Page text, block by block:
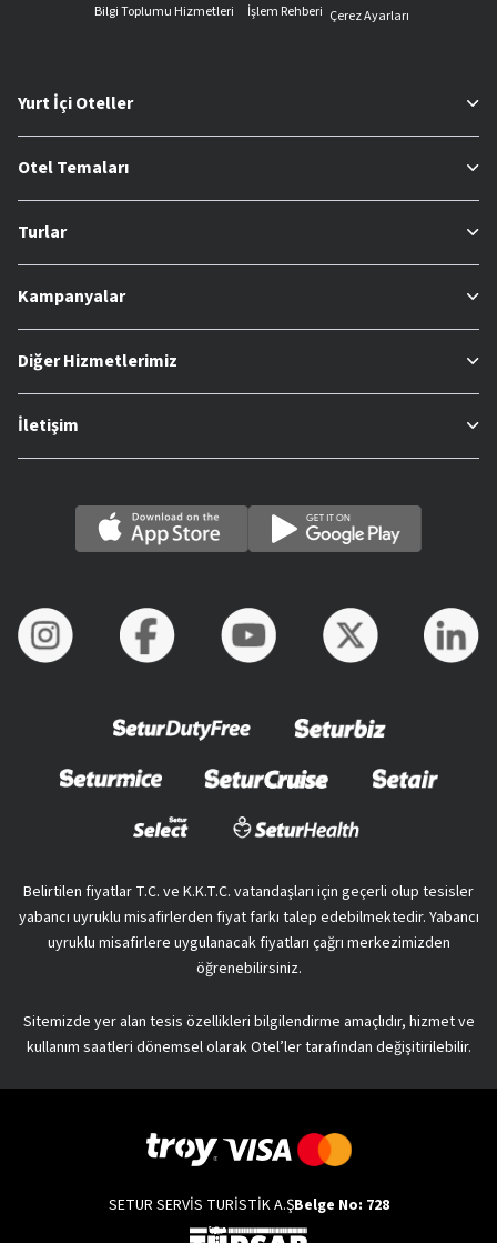
Bilgi Toplumu Hizmetleri
İşlem Rehberi Çerez Ayarları
Yurt İçi Oteller
Otel Temaları
Turlar
Kampanyalar
Diğer Hizmetlerimiz
İletişim
Belirtilen fiyatlar T.C. ve K.K.T.C. vatandaşları için geçerli olup tesisler
yabancı uyruklu misafirlerden fiyat farkı talep edebilmektedir. Yabancı
uyruklu misafirlere uygulanacak fiyatları çağrı merkezimizden
öğrenebilirsiniz.
Sitemizde yer alan tesis özellikleri bilgilendirme amaçlıdır, hizmet ve
kullanım saatleri dönemsel olarak Otel’ler tarafından değişitirilebilir.
SETUR SERVİS TURİSTİK A.ŞBelge No: 728